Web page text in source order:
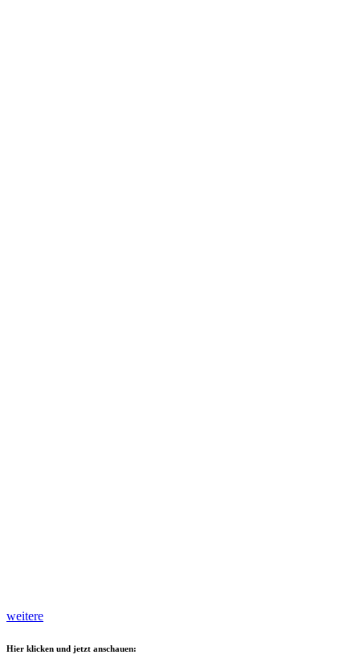
weitere
Hier klicken und jetzt anschauen: